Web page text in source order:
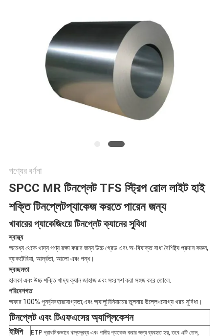
নীতি
পণ্যের বর্ণনা
SPCC MR টিনপ্লেট TFS স্ট্রিপ রোল লাইট হাই
শক্তি টিনপ্লেটপ্যাকেজ করতে পারেন জন্য
খাবারের প্যাকেজিংয়ে টিনপ্লেট ক্যানের সুবিধা
স্বাস্থ্য
অমেধ্য থেকে খাদ্য পণ্য রক্ষা করার জন্য উচ্চ গ্রেড এবং অ-বিষাক্ত বাধা বৈশিষ্ট্য প্রদান করুন,
ব্যাকটেরিয়া, আর্দ্রতা, আলো এবং গন্ধ।
স্বচ্ছলতা
হালকা এবং উচ্চ শক্তি খাদ্য ক্যান জাহাজ এবং সংরক্ষণ করা সহজ করে তোলে.
পরিবেশগত
অফার 100% পুনর্ব্যবহারযোগ্যতা;এবং অ্যালুমিনিয়ামের তুলনায় উল্লেখযোগ্য খরচ সুবিধা।
টিনপ্লেট এবং টিএফএসের অ্যাপ্লিকেশন
ইটিপি
ETP প্রাথমিকভাবে খাদ্যদ্রব্য এবং পানীয় প্যাকেজ করার জন্য ব্যবহৃত হয়, তবে এটি তেল,